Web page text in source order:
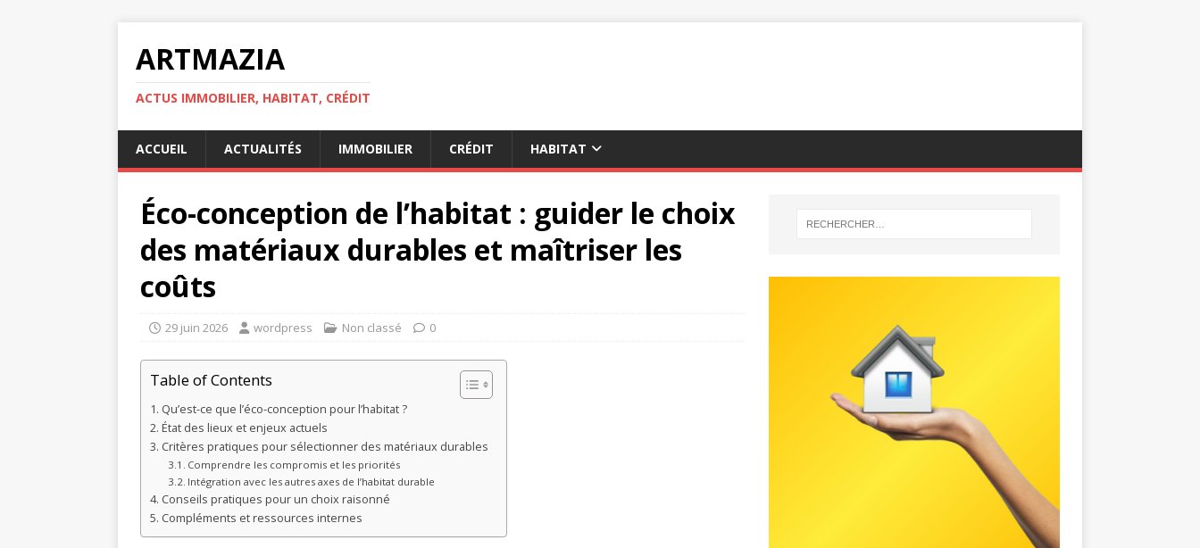
ARTMAZIA
ACTUS IMMOBILIER, HABITAT, CRÉDIT
ACCUEIL ACTUALITÉS IMMOBILIER CRÉDIT HABITAT
Éco-conception de l’habitat : guider le choix
des matériaux durables et maîtriser les
coûts
29 juin 2026 wordpress Non classé 0
Table of Contents
Qu’est-ce que l’éco-conception pour l’habitat ?
État des lieux et enjeux actuels
Critères pratiques pour sélectionner des matériaux durables
Comprendre les compromis et les priorités
Intégration avec les autres axes de l’habitat durable
Conseils pratiques pour un choix raisonné
Compléments et ressources internes